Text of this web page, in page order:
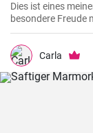
Dies ist eines
besondere Freude
Hähnchen,
zitronigen Sauce,
wenn Sie dieses
haben, werden
Carla